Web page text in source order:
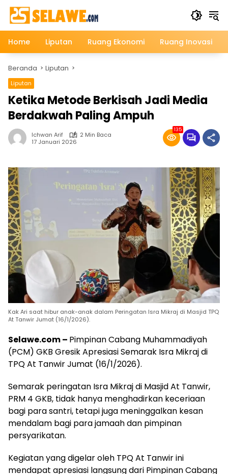
Langsung
konten
Home
Liputan Ruang Ekonomi Ruang Inovasi
Beranda Liputan
Liputan
Ketika Metode Berkisah Jadi Media
Berdakwah Paling Ampuh
Ichwan Arif
2 Min Baca
17 Januari 2026
135
Kak Ari saat hibur anak-anak dalam Peringatan Isra Mikraj di Masjid TPQ
At Tanwir Jumat (16/1/2026).
Selawe.com – Pimpinan Cabang Muhammadiyah
(PCM) GKB Gresik Apresiasi Semarak Isra Mikraj di
TPQ At Tanwir Jumat (16/1/2026).
Semarak peringatan Isra Mikraj di Masjid At Tanwir,
PRM 4 GKB, tidak hanya menghadirkan keceriaan
bagi para santri, tetapi juga meninggalkan kesan
mendalam bagi para jamaah dan pimpinan
persyarikatan.
Kegiatan yang digelar oleh TPQ At Tanwir ini
mendapat apresiasi langsung dari Pimpinan Cabang